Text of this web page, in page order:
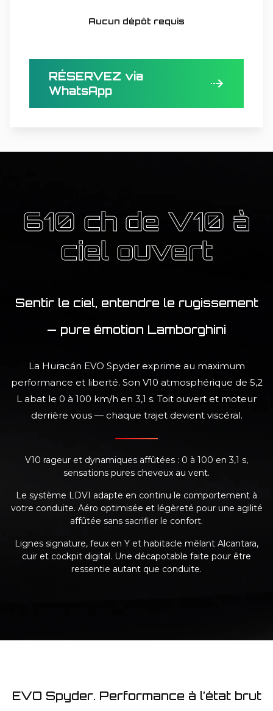
Aucun dépôt requis
RÉSERVEZ via
WhatsApp
610 ch de V10 à
ciel ouvert
Sentir le ciel, entendre le rugissement
— pure émotion Lamborghini
La Huracán EVO Spyder exprime au maximum
performance et liberté. Son V10 atmosphérique de 5,2
L abat le 0 à 100 km/h en 3,1 s. Toit ouvert et moteur
derrière vous — chaque trajet devient viscéral.
V10 rageur et dynamiques affûtées : 0 à 100 en 3,1 s,
sensations pures cheveux au vent.
Le système LDVI adapte en continu le comportement à
votre conduite. Aéro optimisée et légèreté pour une agilité
affûtée sans sacrifier le confort.
Lignes signature, feux en Y et habitacle mêlant Alcantara,
cuir et cockpit digital. Une décapotable faite pour être
ressentie autant que conduite.
EVO Spyder. Performance à l’état brut